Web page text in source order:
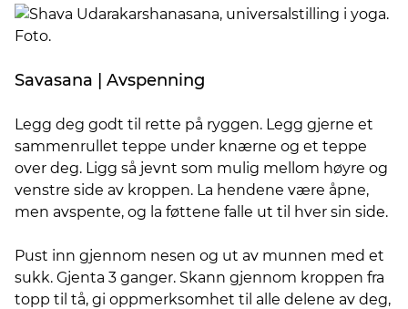
Savasana | Avspenning
Legg deg godt til rette på ryggen. Legg gjerne et
sammenrullet teppe under knærne og et teppe
over deg. Ligg så jevnt som mulig mellom høyre og
venstre side av kroppen. La hendene være åpne,
men avspente, og la føttene falle ut til hver sin side.
Pust inn gjennom nesen og ut av munnen med et
sukk. Gjenta 3 ganger. Skann gjennom kroppen fra
topp til tå, gi oppmerksomhet til alle delene av deg,